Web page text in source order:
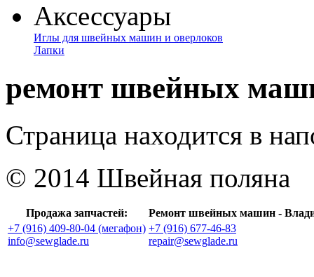
Аксессуары
Иглы для швейных машин и оверлоков
Лапки
ремонт швейных
Страница находится в
© 2014 Швейная поляна
Продажа запчастей:
Ремонт швейных машин -
+7 (916) 409-80-04 (мегафон)
info@sewglade.ru
+7 (916) 677-46-83
repair@sewglade.ru